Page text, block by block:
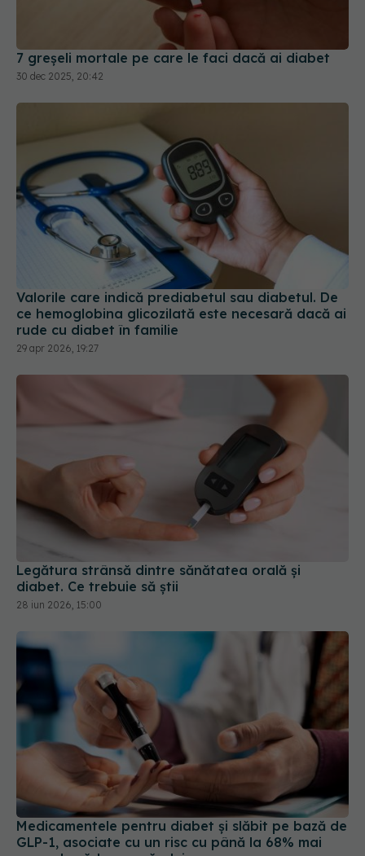
7 greșeli mortale pe care le faci dacă ai diabet
Valorile care indică prediabetul sau diabetul. De
ce hemoglobina glicozilată este necesară dacă ai
rude cu diabet în familie
29 apr 2026, 19:27
Legătura strânsă dintre sănătatea orală și
diabet. Ce trebuie să știi
Medicamentele pentru diabet și slăbit pe bază de
GLP-1, asociate cu un risc cu până la 68% mai
mare de cădere a părului
23 iul 2026, 20:00